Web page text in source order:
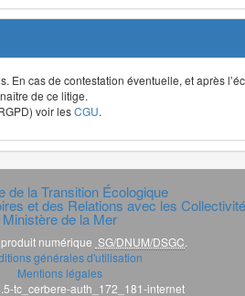
cas de contestation éventuelle, et après
de ce litige.
voir lesCGU.
de la Transition Écologique
et des Relations avec les
Ministère de la Mer
numérique SG/DNUM/DSGC
générales d'utilisation
Mentions légales
tc_cerbere-auth_172_181-internet